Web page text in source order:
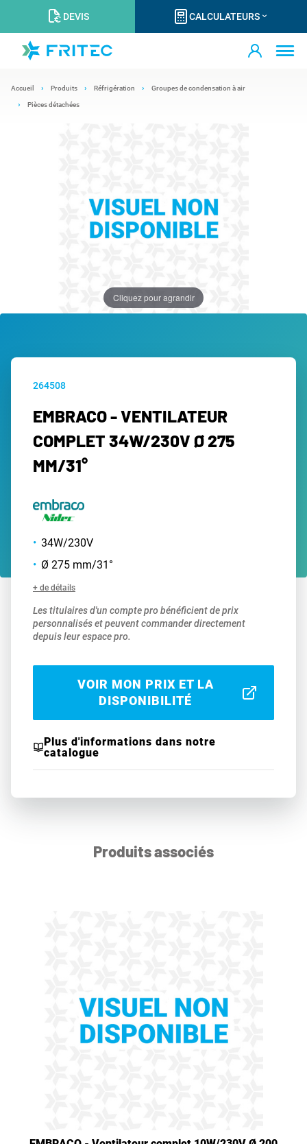
DEVIS CALCULATEURS
Accueil Produits Réfrigération Groupes de condensation à air
Pièces détachées
Cliquez pour agrandir
264508
EMBRACO - VENTILATEUR
COMPLET 34W/230V Ø 275
MM/31°
34W/230V
Ø 275 mm/31°
+ de détails
Les titulaires d'un compte pro bénéficient de prix
personnalisés et peuvent commander directement
depuis leur espace pro.
VOIR MON PRIX ET LA
DISPONIBILITÉ
Plus d'informations dans notre
catalogue
Produits associés